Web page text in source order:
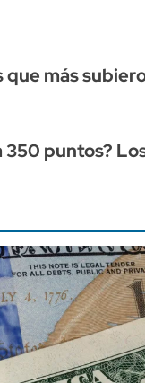
que más
350 puntos?